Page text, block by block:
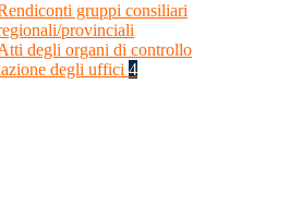
gruppi consiliari
provinciali
degli organi di controllo
degli uffici 4